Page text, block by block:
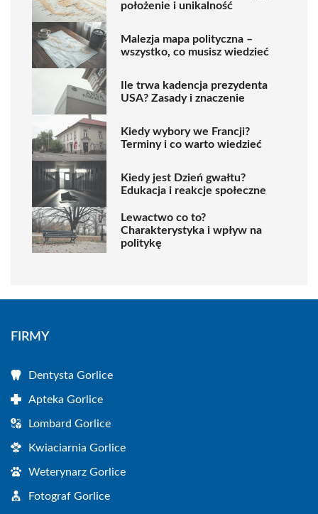
położenie i unikalność
Malezja mapa polityczna –
wszystko, co musisz wiedzieć
Ile trwa kadencja prezydenta
USA? Zasady i znaczenie
Kiedy wybory we Francji?
Terminy i co warto wiedzieć
Kiedy jest Dzień gwałtu?
Edukacja i reakcje społeczne
Lewactwo co to?
Charakterystyka i wpływ na
politykę
FIRMY
Dentysta Gorlice
Apteka Gorlice
Lombard Gorlice
Kwiaciarnia Gorlice
Weterynarz Gorlice
Fotograf Gorlice